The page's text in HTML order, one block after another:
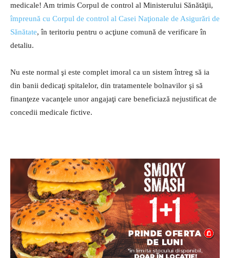
medicale! Am trimis Corpul de control al Ministerului Sănătăţii,
împreună cu Corpul de control al Casei Naţionale de Asigurări de
Sănătate, în teritoriu pentru o acţiune comună de verificare în
detaliu.
Nu este normal şi este complet imoral ca un sistem întreg să ia
din banii dedicaţi spitalelor, din tratamentele bolnavilor şi să
finanţeze vacanţele unor angajaţi care beneficiază nejustificat de
concedii medicale fictive.